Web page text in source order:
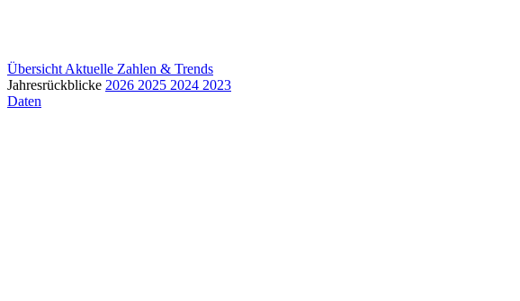
Übersicht Aktuelle Zahlen & Trends
Jahresrückblicke 2026 2025 2024 2023
Daten